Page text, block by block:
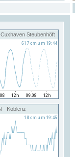
Cuxhaven Steubenhöft
- Koblenz